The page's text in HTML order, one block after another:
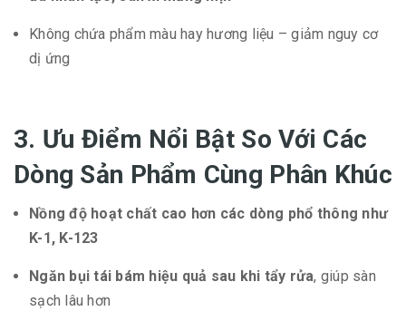
Không chứa phẩm màu hay hương liệu – giảm nguy cơ
dị ứng
3. Ưu Điểm Nổi Bật So Với Các
Dòng Sản Phẩm Cùng Phân Khúc
Nồng độ hoạt chất cao hơn các dòng phổ thông như
K-1, K-123
Ngăn bụi tái bám hiệu quả sau khi tẩy rửa, giúp sàn
sạch lâu hơn